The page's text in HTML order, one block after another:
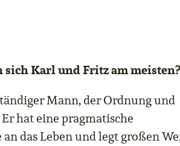
sich Karl und Fritz am meisten?
Mann, der Ordnung und
hat eine pragmatische
das Leben und legt großen